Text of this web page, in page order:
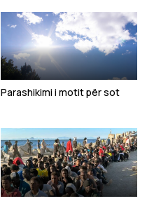
Parashikimi i motit për sot